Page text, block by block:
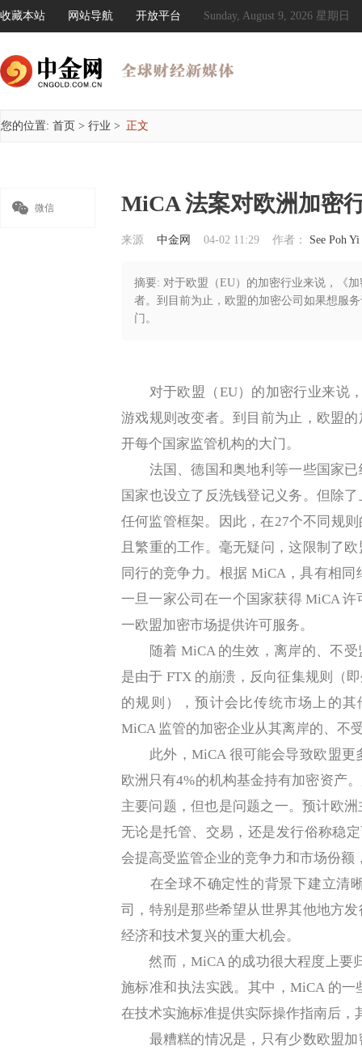
收藏本站 网站导航 开放平台 Sunday, August 9, 2026 星期日
您的位置: 首页 > 行业 > 正文
 微信 MiCA 法案对欧洲加密
来源 中金网 04-02 11:29 作者： See Poh Yi
摘要: 对于欧盟（EU）的加密行业来说，《
者。到目前为止，欧盟的加密公司如果想服
门。
对于欧盟（EU）的加密行业来说，
游戏规则改变者。到目前为止，欧盟
开每个国家监管机构的大门。
法国、德国和奥地利等一些国家已
国家也设立了反洗钱登记义务。但除
任何监管框架。因此，在27个不同规
且繁重的工作。毫无疑问，这限制了
同行的竞争力。根据 MiCA，具有相
一旦一家公司在一个国家获得 MiCA
一欧盟加密市场提供许可服务。
随着 MiCA 的生效，离岸的、不受
是由于 FTX 的崩溃，反向征集规则（
的规则），预计会比传统市场上的
MiCA 监管的加密企业从其离岸的、不
此外，MiCA 很可能会导致欧盟更
欧洲只有4%的机构基金持有加密资产
主要问题，但也是问题之一。预计欧
无论是托管、交易，还是发行俗称稳
会提高受监管企业的竞争力和市场份
在全球不确定性的背景下建立清晰
司，特别是那些希望从世界其他地方
经济和技术复兴的重大机会。
然而，MiCA 的成功很大程度上要
施标准和执法实践。其中，MiCA 的
在技术实施标准提供实际操作指南后，
最糟糕的情况是，只有少数欧盟加